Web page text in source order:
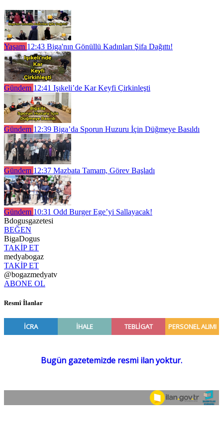
Yaşam 12:43 Biga'nın Gönüllü Kadınları Şifa Dağıttı!
Gündem 12:41 Işıkeli’de Kar Keyfi Çirkinleşti
Gündem 12:39 Biga’da Sporun Huzuru İçin Düğmeye Basıldı
Gündem 12:37 Mazbata Tamam, Görev Başladı
Gündem 10:31 Odd Burger Ege’yi Sallayacak!
Bdogusgazetesi
BEĞEN
BigaDogus
TAKİP ET
medyabogaz
TAKİP ET
@bogazmedyatv
ABONE OL
Resmî İlanlar